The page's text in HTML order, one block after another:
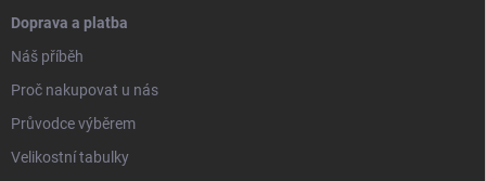
Doprava a platba
Náš příběh
Proč nakupovat u nás
Průvodce výběrem
Velikostní tabulky